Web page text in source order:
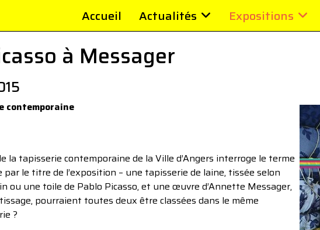
Accueil Actualités Expositions
à Messager
contemporaine
la tapisserie contemporaine de la Ville d’Angers interroge le terme
le titre de l’exposition – une tapisserie de laine, tissée selon
ou une toile de Pablo Picasso, et une œuvre d’Annette Messager,
pourraient toutes deux être classées dans le même
?